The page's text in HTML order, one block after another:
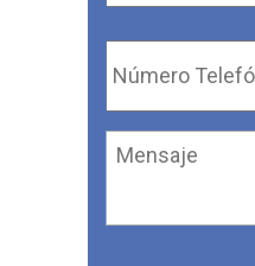
Número
Telefónico *
Mensaje